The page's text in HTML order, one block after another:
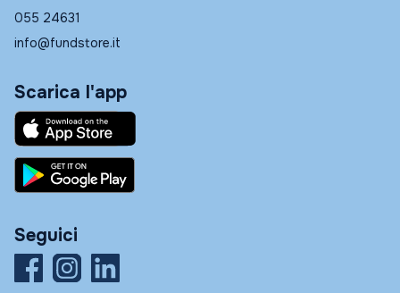
055 24631
info@fundstore.it
Scarica l'app
Seguici